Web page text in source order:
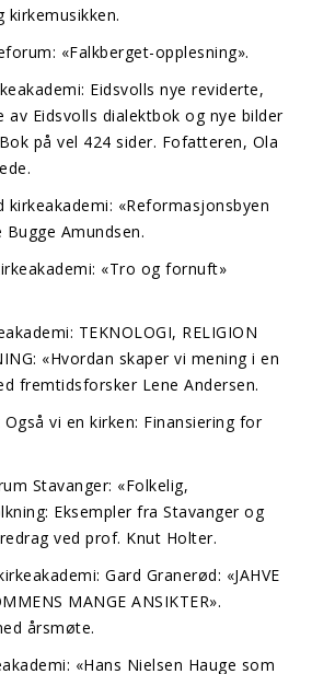
kirkemusikken.
«Falkberget-opplesning».
Eidsvolls nye reviderte,
Eidsvolls dialektbok og nye bilder
på vel 424 sider. Fofatteren, Ola
kirkeakademi: «Reformasjonsbyen
Amundsen.
«Tro og fornuft»
TEKNOLOGI, RELIGION
«Hvordan skaper vi mening i en
fremtidsforsker Lene Andersen.
vi en kirken: Finansiering for
Stavanger: «Folkelig,
Eksempler fra Stavanger og
ved prof. Knut Holter.
Gard Granerød: «JAHVE
MANGE ANSIKTER».
årsmøte.
«Hans Nielsen Hauge som